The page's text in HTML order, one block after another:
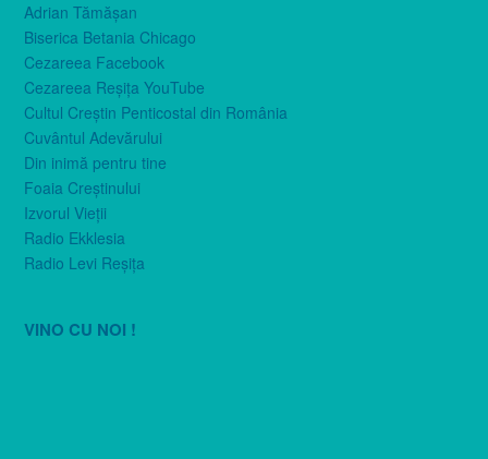
Adrian Tămăşan
Biserica Betania Chicago
Cezareea Facebook
Cezareea Reşiţa YouTube
Cultul Creştin Penticostal din România
Cuvântul Adevărului
Din inimă pentru tine
Foaia Creştinului
Izvorul Vieţii
Radio Ekklesia
Radio Levi Reşiţa
VINO CU NOI !